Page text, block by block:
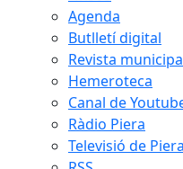
Agenda
Butlletí digital
Revista
Hemeroteca
Canal de
Ràdio Piera
Televisió de Piera